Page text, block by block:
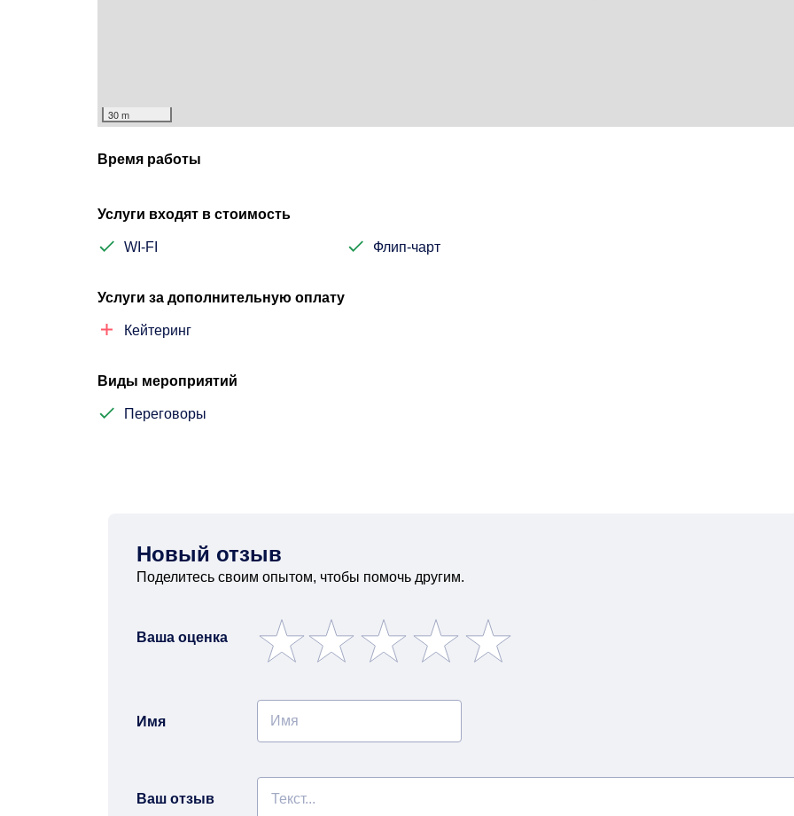
30 m
Время работы
Услуги входят в стоимость
WI-FI Флип-чарт
Услуги за дополнительную оплату
Кейтеринг
Виды мероприятий
Переговоры
Новый отзыв
Поделитесь своим опытом, чтобы помочь другим.
Ваша оценка
Имя
Ваш отзыв